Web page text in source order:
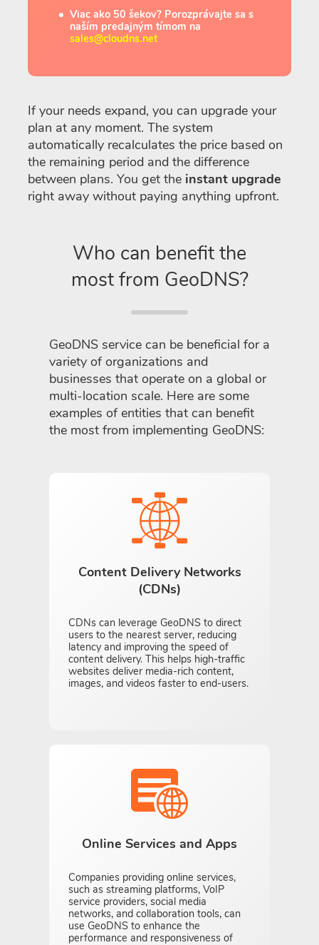
Viac ako 50 šekov? Porozprávajte sa s
naším predajným tímom na
sales@cloudns.net
If your needs expand, you can upgrade your
plan at any moment. The system
automatically recalculates the price based on
the remaining period and the difference
between plans. You get the instant upgrade
right away without paying anything upfront.
Who can benefit the
most from GeoDNS?
GeoDNS service can be beneficial for a
variety of organizations and
businesses that operate on a global or
multi-location scale. Here are some
examples of entities that can benefit
the most from implementing GeoDNS:
Content Delivery Networks
(CDNs)
CDNs can leverage GeoDNS to direct
users to the nearest server, reducing
latency and improving the speed of
content delivery. This helps high-traffic
websites deliver media-rich content,
images, and videos faster to end-users.
Online Services and Apps
Companies providing online services,
such as streaming platforms, VoIP
service providers, social media
networks, and collaboration tools, can
use GeoDNS to enhance the
performance and responsiveness of